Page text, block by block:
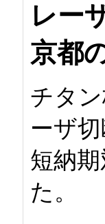
レー
京都
チタ
ーザ
短納
た。